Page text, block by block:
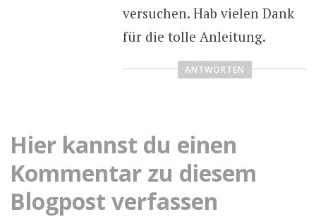
versuchen. Hab vielen Dank
für die tolle Anleitung.
ANTWORTEN
Hier kannst du einen
Kommentar zu diesem
Blogpost verfassen